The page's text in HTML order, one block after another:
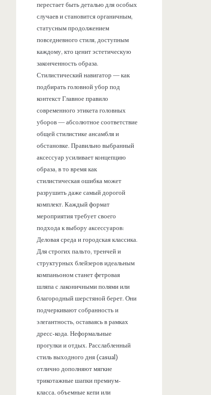
перестает быть деталью для особых
случаев и становится органичным,
статусным продолжением
повседневного стиля, доступным
каждому, кто ценит эстетическую
законченность образа.
Стилистический навигатор — как
подбирать головной убор под
контекст Главное правило
современного этикета головных
уборов — абсолютное соответствие
общей стилистике ансамбля и
обстановке. Правильно выбранный
аксессуар усиливает концепцию
образа, в то время как
стилистическая ошибка может
разрушить даже самый дорогой
комплект. Каждый формат
мероприятия требует своего
подхода к выбору аксессуаров:
Деловая среда и городская классика.
Для строгих пальто, тренчей и
структурных блейзеров идеальным
компаньоном станет фетровая
шляпа с лаконичными полями или
благородный шерстяной берет. Они
подчеркивают собранность и
элегантность, оставаясь в рамках
дресс-кода. Неформальные
прогулки и отдых. Расслабленный
стиль выходного дня (casual)
отлично дополняют мягкие
трикотажные шапки премиум-
класса, объемные кепи или